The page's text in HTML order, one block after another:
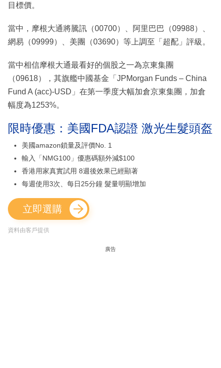
目標價。
當中，摩根大通將騰訊（00700）、阿里巴巴（09988）、
網易（09999）、美團（03690）等上調至「超配」評級。
當中相信摩根大通最看好的個股之一為京東集團
（09618），其旗艦中國基金「JPMorgan Funds – China
Fund A (acc)-USD」在第一季度大幅加倉京東集團，加倉
幅度為1253%。
限時優惠：美國FDA認證 激光生髮頭盔
美國amazon鎖量及評價No. 1
輸入「NMG100」優惠碼額外減$100
香港用家真實試用 8週後效果已經顯著
每週使用3次、每日25分鐘 髮量明顯增加
立即選購
資料由客戶提供
廣告